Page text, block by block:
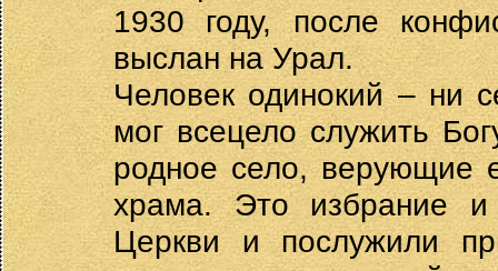
1930 году, после
выслан на Урал.
Человек одинокий – ни
мог всецело служить
родное село, верующие
храма. Это избрание и
Церкви и послужили